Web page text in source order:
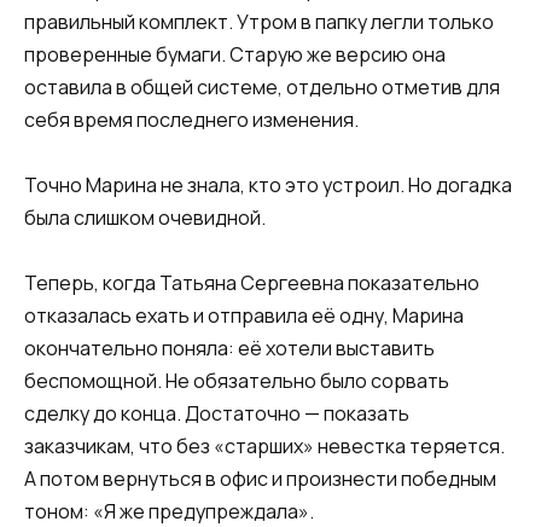
правильный комплект. Утром в папку легли только
проверенные бумаги. Старую же версию она
оставила в общей системе, отдельно отметив для
себя время последнего изменения.
Точно Марина не знала, кто это устроил. Но догадка
была слишком очевидной.
Теперь, когда Татьяна Сергеевна показательно
отказалась ехать и отправила её одну, Марина
окончательно поняла: её хотели выставить
беспомощной. Не обязательно было сорвать
сделку до конца. Достаточно — показать
заказчикам, что без «старших» невестка теряется.
А потом вернуться в офис и произнести победным
тоном: «Я же предупреждала».